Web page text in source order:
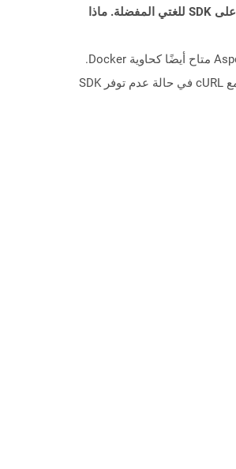
لا أستطيع العثور على SDK للغتي المفضلة. ماذا
Aspose.Total Cloud متاح أيضًا كحاوية Docker.
حاول استخدامه مع cURL في حالة عدم توفر SDK